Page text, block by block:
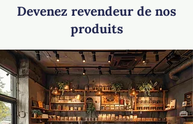
Devenez revendeur de nos
produits